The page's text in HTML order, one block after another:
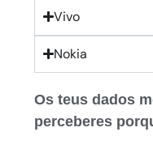
Vivo
Nokia
Os teus dados
perceberes